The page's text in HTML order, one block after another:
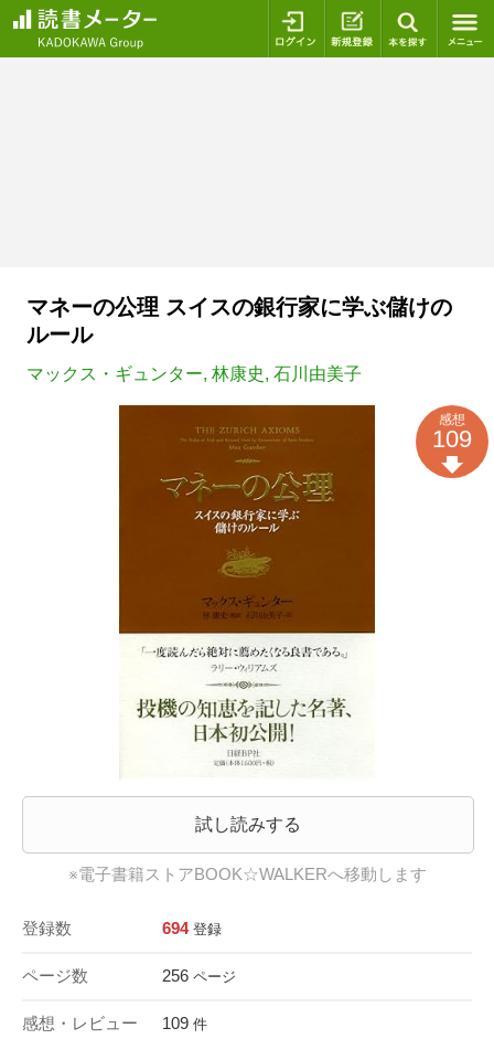
ログイン 新規登録
マネーの公理 スイスの銀行家に学ぶ儲けの
ルール
マックス・ギュンター, 林康史, 石川由美子
試し読みする
※電子書籍ストアBOOK☆WALKERへ移動します
登録数 694 登録
ページ数 256 ページ
感想・レビュー 109 件
感想
109